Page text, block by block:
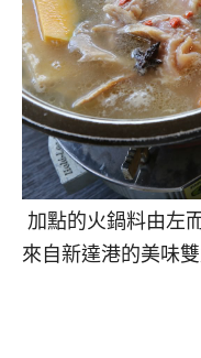
加點的火鍋料由左
來自新達港的美味